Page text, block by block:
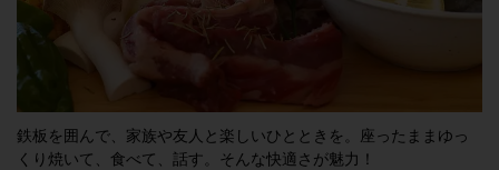
鉄板を囲んで、家族や友人と楽しいひとときを。座ったままゆっ
くり焼いて、食べて、話す。そんな快適さが魅力！